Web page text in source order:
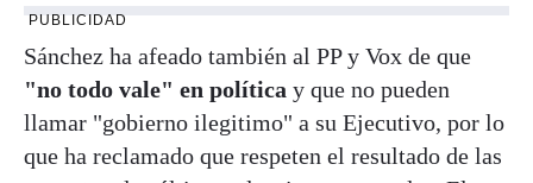
PUBLICIDAD
Sánchez ha afeado también al PP y Vox de que
"no todo vale" en política y que no pueden
llamar "gobierno ilegitimo" a su Ejecutivo, por lo
que ha reclamado que respeten el resultado de las